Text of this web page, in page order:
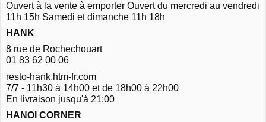
Ouvert à la vente à emporter Ouvert du mercredi au vendredi
11h 15h Samedi et dimanche 11h 18h
HANK
8 rue de Rochechouart
01 83 62 00 06
resto-hank.htm-fr.com
7/7 - 11h30 à 14h00 et de 18h00 à 22h00
En livraison jusqu'à 21:00
HANOI CORNER